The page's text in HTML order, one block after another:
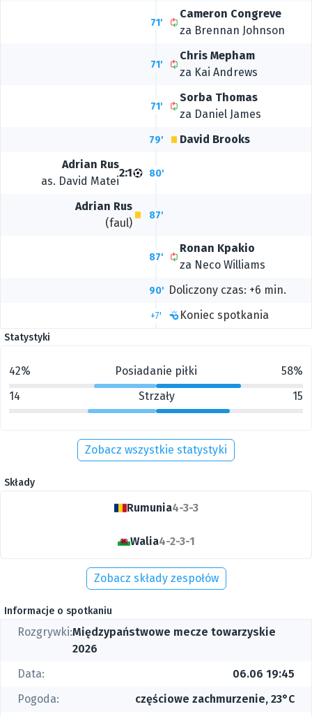
71'
Cameron Congreve
za Brennan Johnson
71'
Chris Mepham
za Kai Andrews
71'
Sorba Thomas
za Daniel James
79' David Brooks
2:1
Adrian Rus
as. David Matei
80'
Adrian Rus
(faul)
87'
87'
Ronan Kpakio
za Neco Williams
90' Doliczony czas: +6 min.
+7' Koniec spotkania
Statystyki
42% Posiadanie piłki
58%
14
Strzały 15
Zobacz wszystkie statystyki
Składy
Rumunia4-3-3
Walia4-2-3-1
Zobacz składy zespołów
Informacje o spotkaniu
Rozgrywki:Międzypaństwowe mecze towarzyskie
2026
Data:
06.06 19:45
Pogoda:
częściowe zachmurzenie, 23°C